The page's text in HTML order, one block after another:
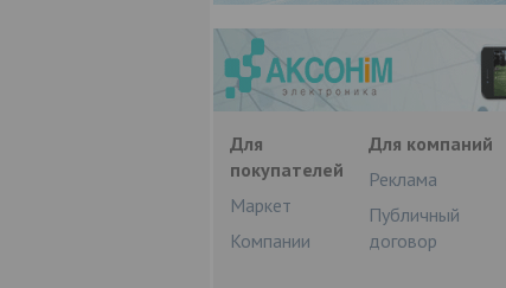
Для
покупателей
Маркет
Компании
Для компаний
Реклама
Публичный
договор